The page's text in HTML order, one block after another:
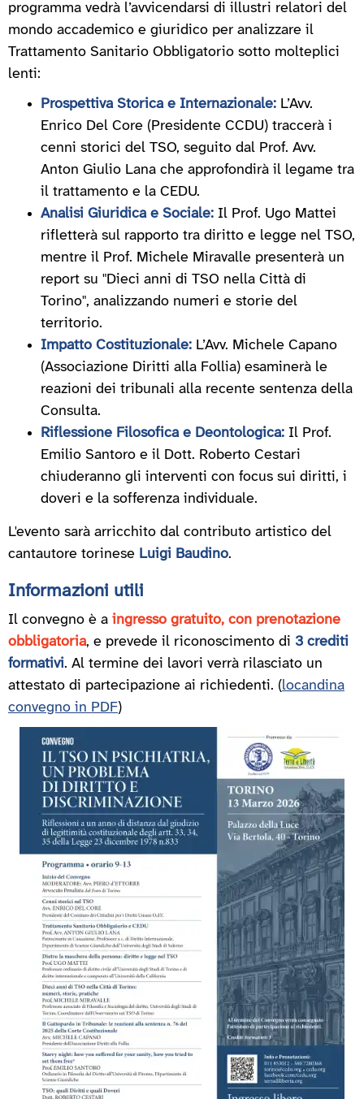
programma vedrà l’avvicendarsi di illustri relatori del
mondo accademico e giuridico per analizzare il
Trattamento Sanitario Obbligatorio sotto molteplici
lenti:
Prospettiva Storica e Internazionale: L’Avv.
Enrico Del Core (Presidente CCDU) traccerà i
cenni storici del TSO, seguito dal Prof. Avv.
Anton Giulio Lana che approfondirà il legame tra
il trattamento e la CEDU.
Analisi Giuridica e Sociale: Il Prof. Ugo Mattei
rifletterà sul rapporto tra diritto e legge nel TSO,
mentre il Prof. Michele Miravalle presenterà un
report su "Dieci anni di TSO nella Città di
Torino", analizzando numeri e storie del
territorio.
Impatto Costituzionale: L’Avv. Michele Capano
(Associazione Diritti alla Follia) esaminerà le
reazioni dei tribunali alla recente sentenza della
Consulta.
Riflessione Filosofica e Deontologica: Il Prof.
Emilio Santoro e il Dott. Roberto Cestari
chiuderanno gli interventi con focus sui diritti, i
doveri e la sofferenza individuale.
L'evento sarà arricchito dal contributo artistico del
cantautore torinese Luigi Baudino.
Informazioni utili
Il convegno è a ingresso gratuito, con prenotazione
obbligatoria, e prevede il riconoscimento di 3 crediti
formativi. Al termine dei lavori verrà rilasciato un
attestato di partecipazione ai richiedenti. (locandina
convegno in PDF)